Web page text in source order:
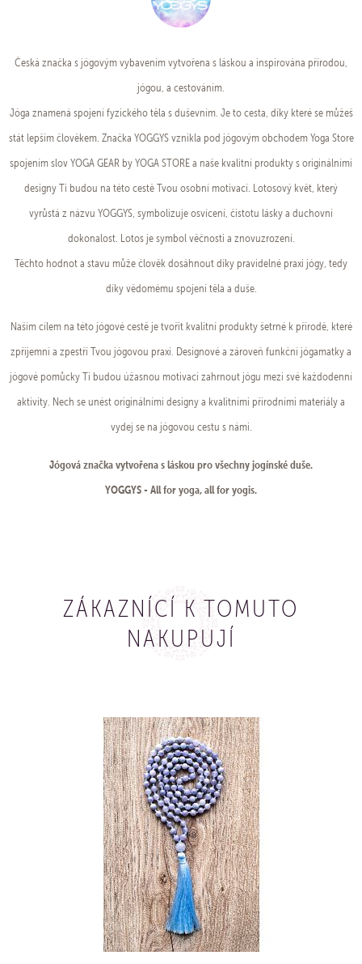
Česká značka s jógovým vybavením vytvořena s láskou a inspirována přírodou,
jógou, a cestováním.
Jóga znamená spojení fyzického těla s duševním. Je to cesta, díky které se můžeš
stát lepším člověkem. Značka YOGGYS vznikla pod jógovým obchodem Yoga Store
spojením slov YOGA GEAR by YOGA STORE a naše kvalitní produkty s originálními
designy Ti budou na této cestě Tvou osobní motivací. Lotosový květ, který
vyrůstá z názvu YOGGYS, symbolizuje osvícení, čistotu lásky a duchovní
dokonalost. Lotos je symbol věčnosti a znovuzrození.
Těchto hodnot a stavu může člověk dosáhnout díky pravidelné praxi jógy, tedy
díky vědomému spojení těla a duše.
Naším cílem na této jógové cestě je tvořit kvalitní produkty šetrné k přírodě, které
zpříjemní a zpestří Tvou jógovou praxi. Designové a zároveň funkční jógamatky a
jógové pomůcky Ti budou úžasnou motivací zahrnout jógu mezi své každodenní
aktivity. Nech se unést originálními designy a kvalitními přírodními materiály a
vydej se na jógovou cestu s námi.
Jógová značka vytvořena s láskou pro všechny jogínské duše.
YOGGYS - All for yoga, all for yogis.
ZÁKAZNÍCÍ K TOMUTO
NAKUPUJÍ